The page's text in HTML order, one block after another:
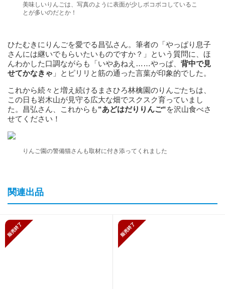
美味しいりんごは、写真のように表面が少しボコボコしているこ
とが多いのだとか！
ひたむきにりんごを愛でる昌弘さん。筆者の「やっぱり息子
さんには継いでもらいたいものですか？」という質問に、ほ
んわかした口調ながらも「いやあねえ……やっぱ、 背中で見
せてかなきゃ 」とピリリと筋の通った言葉が印象的でした。
これから続々と増え続けるまさひろ林檎園のりんごたちは、
この日も岩木山が見守る広大な畑でスクスク育っていまし
た。昌弘さん、これからも“あどはだりりんご“を沢山食べさ
せてください！
りんご園の警備猫さんも取材に付き添ってくれました
関連出品